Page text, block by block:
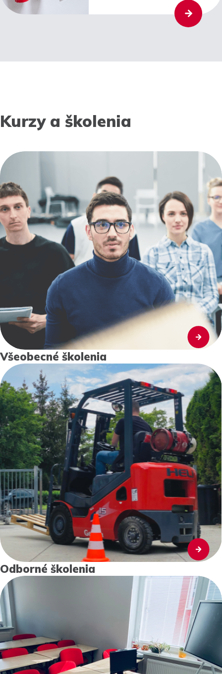
Kurzy a školenia
Všeobecné školenia
Odborné školenia